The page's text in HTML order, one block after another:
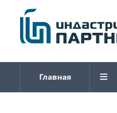
Главная